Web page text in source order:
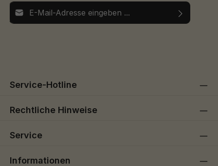
E-Mail-Adresse*
Service-Hotline
Rechtliche Hinweise
Service
Informationen